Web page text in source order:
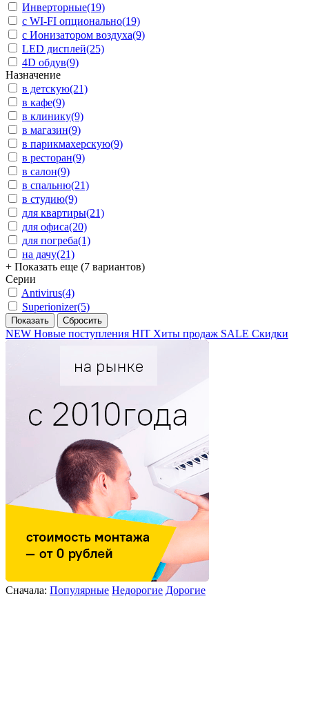
Инверторные(19)
с WI-FI опционально(19)
с Ионизатором воздуха(9)
LED дисплей(25)
4D обдув(9)
Назначение
в детскую(21)
в кафе(9)
в клинику(9)
в магазин(9)
в парикмахерскую(9)
в ресторан(9)
в салон(9)
в спальню(21)
в студию(9)
для квартиры(21)
для офиса(20)
для погреба(1)
на дачу(21)
+ Показать еще (7 вариантов)
Серии
Antivirus(4)
Superionizer(5)
NEW Новые поступления HIT Хиты продаж SALE Скидки
Сначала: Популярные Недорогие Дорогие